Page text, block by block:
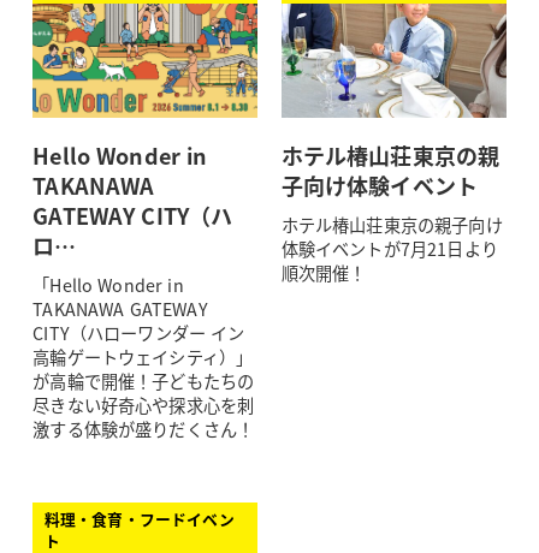
Hello Wonder in
TAKANAWA
GATEWAY CITY（ハ
ロ…
「Hello Wonder in
TAKANAWA GATEWAY
CITY（ハローワンダー イン
高輪ゲートウェイシティ）」
が高輪で開催！子どもたちの
尽きない好奇心や探求心を刺
激する体験が盛りだくさん！
ホテル椿山荘東京の親
子向け体験イベント
ホテル椿山荘東京の親子向け
体験イベントが7月21日より
順次開催！
料理・食育・フードイベン
ト